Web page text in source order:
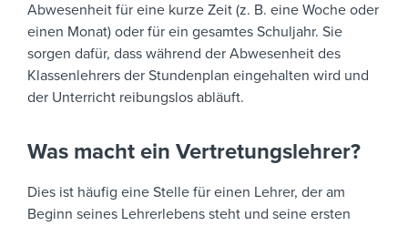
Abwesenheit für eine kurze Zeit (z. B. eine Woche oder
einen Monat) oder für ein gesamtes Schuljahr. Sie
sorgen dafür, dass während der Abwesenheit des
Klassenlehrers der Stundenplan eingehalten wird und
der Unterricht reibungslos abläuft.
Was macht ein Vertretungslehrer?
Dies ist häufig eine Stelle für einen Lehrer, der am
Beginn seines Lehrerlebens steht und seine ersten